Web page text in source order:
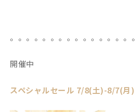
。。。。。。。。。。。。。。。。
開催中
スペシャルセール 7/8(土)-8/7(月)